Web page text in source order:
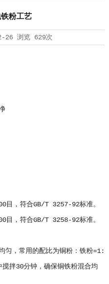
粉工艺
26浏览 629次
目，符合GB/T 3257-92标准。
目，符合GB/T 3258-92标准。
匀，常用的配比为铜粉：铁粉=1:
拌30分钟，确保铜铁粉混合均